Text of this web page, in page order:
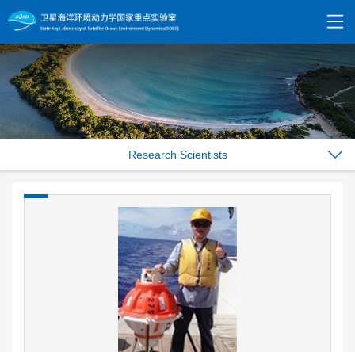
Research Scientists